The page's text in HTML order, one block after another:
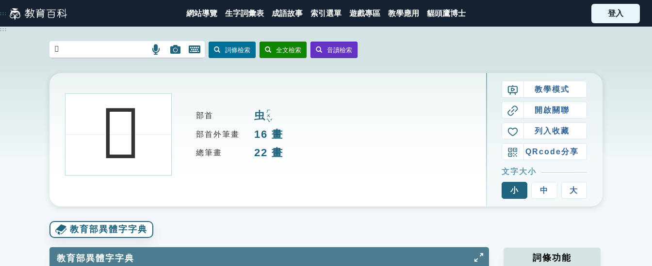
到
主
::: 網站導覽 生字詞彙表 成語故事 索引選單 遊戲專區 教學應用 貓頭鷹博士 登入
:::
語
搜
圖
圖
搜
開
鍵
詞條檢索 全文檢索 音讀檢索
𧔮 部首 虫ㄏㄨㄟˇ
部首外筆畫 16 畫
總筆畫 22 畫
教學模式
開啟關聯
列入收藏
QRcode分享
文字大小
小 中 大
教育部異體字字典
教育部異體字字典 詞條功能